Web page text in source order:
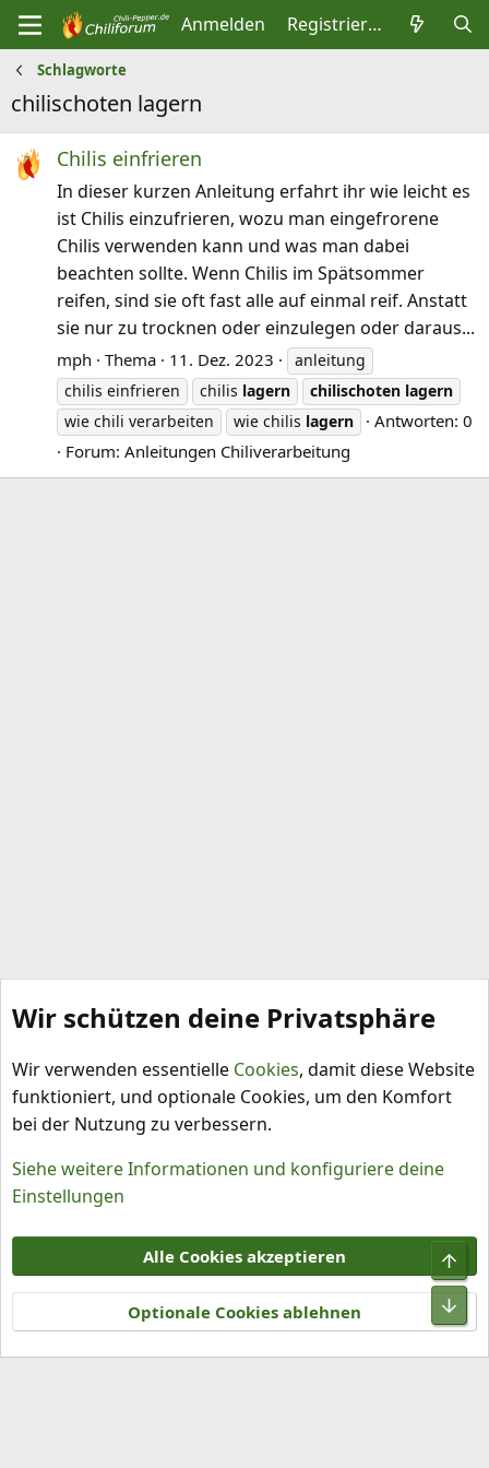
Anmelden Registrieren
Schlagworte
chilischoten lagern
Chilis einfrieren
In dieser kurzen Anleitung erfahrt ihr wie leicht es
ist Chilis einzufrieren, wozu man eingefrorene
Chilis verwenden kann und was man dabei
beachten sollte. Wenn Chilis im Spätsommer
reifen, sind sie oft fast alle auf einmal reif. Anstatt
sie nur zu trocknen oder einzulegen oder daraus...
mph Thema 11. Dez. 2023
anleitung
chilis einfrieren
chilis lagern chilischoten lagern
wie chili verarbeiten
wie chilis lagern
Antworten: 0
Forum: Anleitungen Chiliverarbeitung
Schlagworte
Nutzungsbedingungen
Datenschutz
Hilfe und Impressum
R
S
S
Community platform by XenForo® © 2010-2026 XenForo Ltd.
Wir schützen deine Privatsphäre
Wir verwenden essentielle Cookies, damit diese Website
funktioniert, und optionale Cookies, um den Komfort
bei der Nutzung zu verbessern.
Siehe weitere Informationen und konfiguriere deine
Einstellungen
Alle Cookies akzeptieren
Optionale Cookies ablehnen